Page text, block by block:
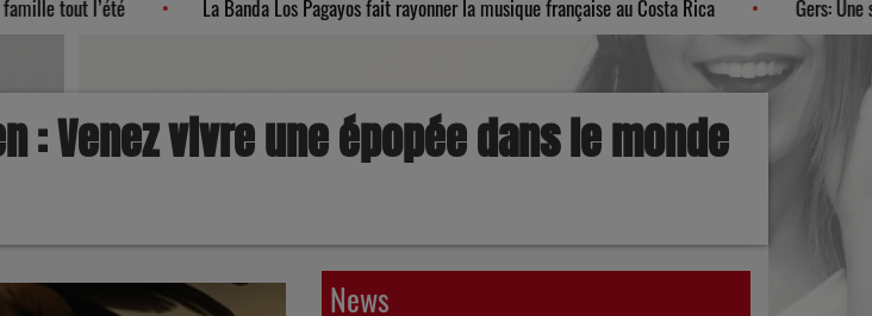
Ateliers et visites : le Lot en famille tout l’été La Banda Los Pagayos fait rayonner la musique française
: Venez vivre une épopée dans le monde
News